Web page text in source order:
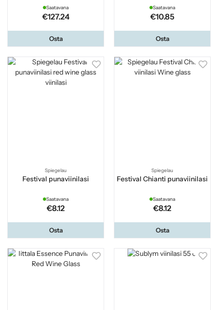
Saatavana
€127.24
Osta
Saatavana
€10.85
Osta
Spiegelau
Festival punaviinilasi
Saatavana
€8.12
Osta
Spiegelau
Festival Chianti punaviinilasi
Saatavana
€8.12
Osta